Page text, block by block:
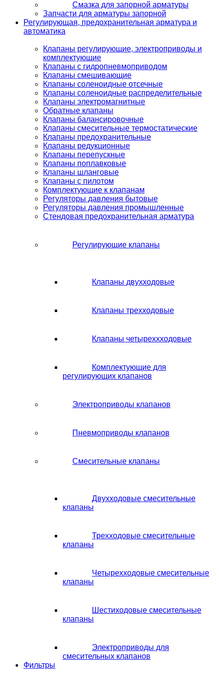
Смазка для запорной арматуры
Запчасти для арматуры запорной
Регулирующая, предохранительная арматура и
автоматика
Клапаны регулирующие, электроприводы и
комплектующие
Клапаны с гидропневмоприводом
Клапаны смешивающие
Клапаны соленоидные отсечные
Клапаны соленоидные распределительные
Клапаны электромагнитные
Обратные клапаны
Клапаны балансировочные
Клапаны смесительные термостатические
Клапаны предохранительные
Клапаны редукционные
Клапаны перепускные
Клапаны поплавковые
Клапаны шланговые
Клапаны с пилотом
Комплектующие к клапанам
Регуляторы давления бытовые
Регуляторы давления промышленные
Стендовая предохранительная арматура
Регулирующие клапаны
Клапаны двухходовые
Клапаны трехходовые
Клапаны четыреххходовые
Комплектующие для
регулирующих клапанов
Электроприводы клапанов
Пневмоприводы клапанов
Смесительные клапаны
Двухходовые смесительные
клапаны
Трехходовые смесительные
клапаны
Четырехходовые смесительные
клапаны
Шестиходовые смесительные
клапаны
Электроприводы для
смесительных клапанов
Фильтры